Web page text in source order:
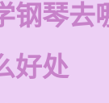
钢琴去
好处